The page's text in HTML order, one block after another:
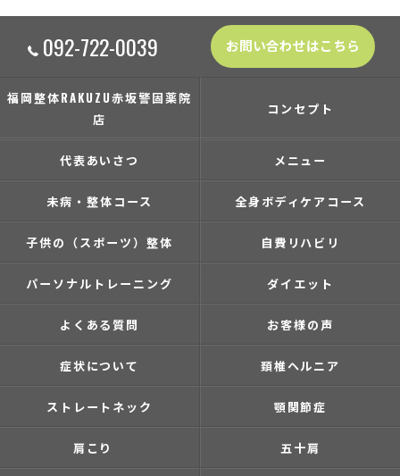
092-722-0039 お問い合わせはこちら
福岡整体RAKUZU赤坂警固薬院
店
コンセプト
代表あいさつ メニュー
未病・整体コース 全身ボディケアコース
子供の（スポーツ）整体 自費リハビリ
パーソナルトレーニング ダイエット
よくある質問 お客様の声
症状について 頚椎ヘルニア
ストレートネック 顎関節症
肩こり 五十肩